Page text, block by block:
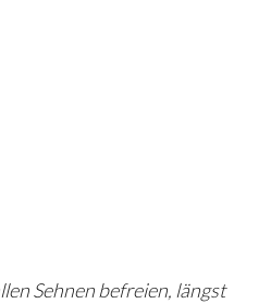
Sehnen befreien, längst